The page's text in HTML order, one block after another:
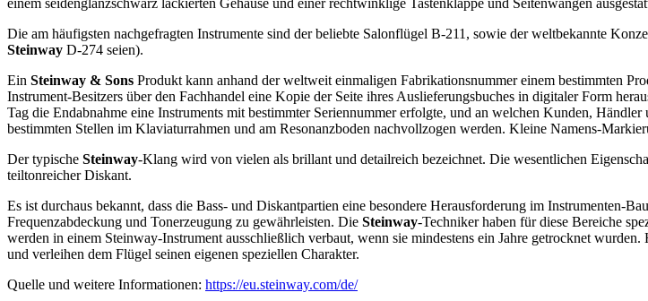
Die am häufigsten nachgefragten Instrumente sind der beliebte Salonflügel B-211, sowie der weltbekannte
Steinway D-274 seien).
Ein Steinway & Sons Produkt kann anhand der weltweit einmaligen Fabrikationsnummer einem bestimmten
Instrument-Besitzers über den Fachhandel eine Kopie der Seite ihres Auslieferungsbuches in digitaler Form
Tag die Endabnahme eine Instruments mit bestimmter Seriennummer erfolgte, und an welchen Kunden,
bestimmten Stellen im Klaviaturrahmen und am Resonanzboden nachvollzogen werden. Kleine Namens-
Der typische Steinway-Klang wird von vielen als brillant und detailreich bezeichnet. Die wesentlichen
teiltonreicher Diskant.
Es ist durchaus bekannt, dass die Bass- und Diskantpartien eine besondere Herausforderung im Instrumenten-
Frequenzabdeckung und Tonerzeugung zu gewährleisten. Die Steinway-Techniker haben für diese Bereiche
werden in einem Steinway-Instrument ausschließlich verbaut, wenn sie mindestens ein Jahre getrocknet
und verleihen dem Flügel seinen eigenen speziellen Charakter.
Quelle und weitere Informationen: https://eu.steinway.com/de/